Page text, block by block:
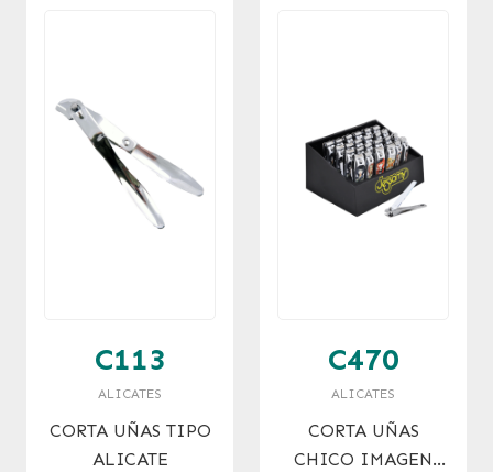
C113
ALICATES
CORTA UÑAS TIPO
ALICATE
C470
ALICATES
CORTA UÑAS
CHICO IMAGEN